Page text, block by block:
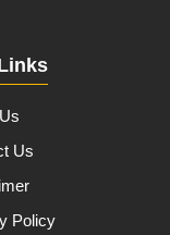
Us
Policy